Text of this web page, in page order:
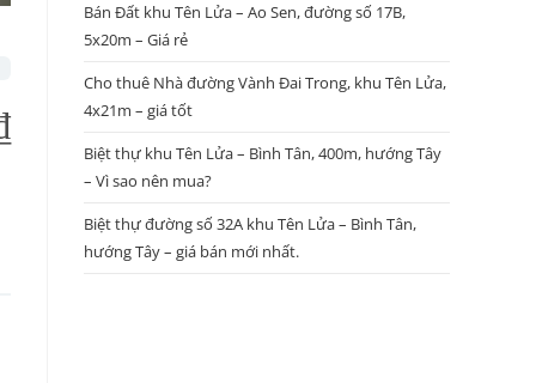
Bán Đất khu Tên Lửa – Ao Sen, đường số 17B,
5x20m – Giá rẻ
Cho thuê Nhà đường Vành Đai Trong, khu Tên Lửa,
4x21m – giá tốt
Biệt thự khu Tên Lửa – Bình Tân, 400m, hướng Tây
– Vì sao nên mua?
Biệt thự đường số 32A khu Tên Lửa – Bình Tân,
hướng Tây – giá bán mới nhất.